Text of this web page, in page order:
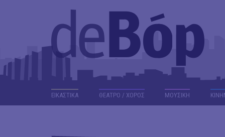
ΕΙΚΑΣΤΙΚΑ ΘΕΑΤΡΟ / ΧΟΡΟΣ ΜΟΥΣΙΚΗ